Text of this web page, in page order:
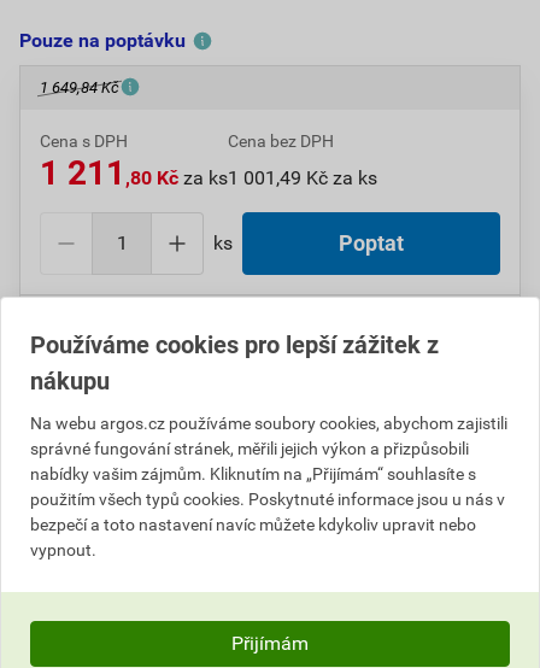
Pouze na poptávku
1 649,84 Kč
Cena s DPH
1 211 ,80 Kč za ks
Cena bez DPH
1 001,49 Kč za ks
ks Poptat
(1 001,49Kčbez DPH).
Číslo položky:
Výrobky značky:SCHNEIDER
Popis
SCHN MTN317100 Merten - Mechanismus spínače
ventilátoru
Používáme cookies pro lepší zážitek z
nákupu
Na webu argos.cz používáme soubory cookies, abychom zajistili
správné fungování stránek, měřili jejich výkon a přizpůsobili
nabídky vašim zájmům. Kliknutím na „Přijímám“ souhlasíte s
použitím všech typů cookies. Poskytnuté informace jsou u nás v
bezpečí a toto nastavení navíc můžete kdykoliv upravit nebo
vypnout.
Přijímám